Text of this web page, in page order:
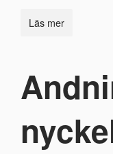
Läs mer